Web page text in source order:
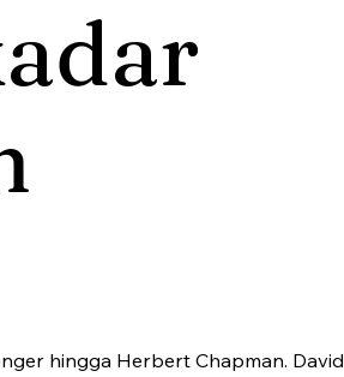
hingga Herbert Chapman. David